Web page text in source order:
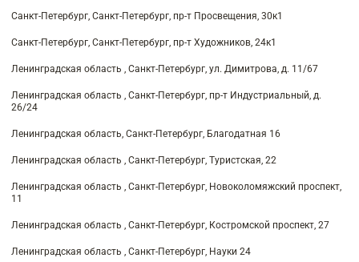
Санкт-Петербург, Санкт-Петербург, пр-т Просвещения, 30к1
Санкт-Петербург, Санкт-Петербург, пр-т Художников, 24к1
Ленинградская область , Санкт-Петербург, ул. Димитрова, д. 11/67
Ленинградская область , Санкт-Петербург, пр-т Индустриальный, д.
26/24
Ленинградская область, Санкт-Петербург, Благодатная 16
Ленинградская область , Санкт-Петербург, Туристская, 22
Ленинградская область , Санкт-Петербург, Новоколомяжский проспект,
11
Ленинградская область , Санкт-Петербург, Костромской проспект, 27
Ленинградская область , Санкт-Петербург, Науки 24